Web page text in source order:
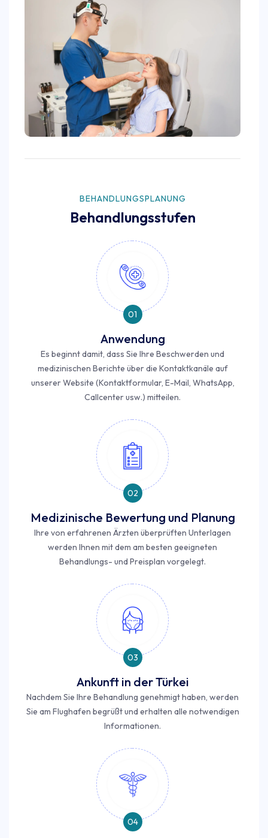
BEHANDLUNGSPLANUNG
Behandlungsstufen
01
Anwendung
Es beginnt damit, dass Sie Ihre Beschwerden und
medizinischen Berichte über die Kontaktkanäle auf
unserer Website (Kontaktformular, E-Mail, WhatsApp,
Callcenter usw.) mitteilen.
02
Medizinische Bewertung und Planung
Ihre von erfahrenen Ärzten überprüften Unterlagen
werden Ihnen mit dem am besten geeigneten
Behandlungs- und Preisplan vorgelegt.
03
Ankunft in der Türkei
Nachdem Sie Ihre Behandlung genehmigt haben, werden
Sie am Flughafen begrüßt und erhalten alle notwendigen
Informationen.
04